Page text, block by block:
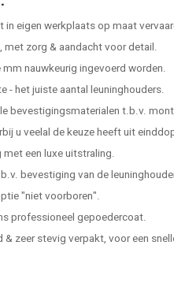
eigen werkplaats op maat
met zorg & aandacht voor detail.
nauwkeurig ingevoerd worden.
- het juiste aantal leuninghouders.
bevestigingsmaterialen t.b.v.
u veelal de keuze heeft uit
een luxe uitstraling.
bevestiging van de
"niet voorboren".
professioneel gepoedercoat.
zeer stevig verpakt, voor een